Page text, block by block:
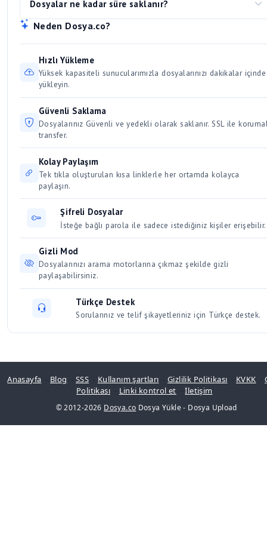
bildirimleri 24-48 saat içinde sonuçlandırılır.
Download Manager, JDownloader) tavsiye ederiz. Bu
programlar dosyayı paralel olarak parçalara bölerek indirir
ve hız artışına sebep olur. Aynı anda birden fazla büyük
dosyayı indirmek bağlantınızı yavaşlatacağından, dosyaları
sırayla indirmeye özen gösterin.
Tüm modern işletim sistemlerinde yerleşik destek vardır.
Alternatif: 7-Zip, WinRAR
Dosyalar ne kadar süre saklanır?
Yüklenen dosyalar, son indirilme tarihinden itibaren belirli
erişilen dosyalar kalıcı olarak saklanır. Kullanıcılar için 30 /
Üyeler için 50 gün dosya saklama süresi vardır.
Neden Dosya.co?
Hızlı Yükleme
Yüksek kapasiteli sunucularımızla dosyalarınızı dakikalar içinde
yükleyin.
Güvenli Saklama
Dosyalarınız Güvenli ve yedekli olarak saklanır. SSL ile
transfer.
Kolay Paylaşım
Tek tıkla oluşturulan kısa linklerle her ortamda kolayca
paylaşın.
Şifreli Dosyalar
İsteğe bağlı parola ile sadece istediğiniz kişiler erişebilir.
Gizli Mod
Dosyalarınızı arama motorlarına çıkmaz şekilde gizli
paylaşabilirsiniz.
Türkçe Destek
Sorularınız ve telif şikayetleriniz için Türkçe destek.
Anasayfa Blog -SSS Kullanım şartları -Gizlilik Politikası KVKK -
Politikası
Linki kontrol et -İletişim
© 2012-2026 Dosya.co Dosya Yükle- Dosya Upload